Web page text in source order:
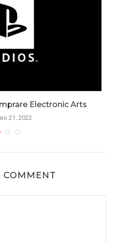
Electronic Arts
21, 2022
COMMENT